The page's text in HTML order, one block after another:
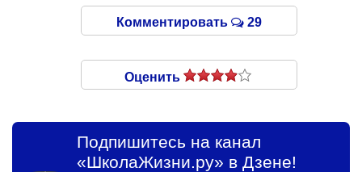
Комментировать 29
Оценить
Подпишитесь на канал
«ШколаЖизни.ру» в Дзене!